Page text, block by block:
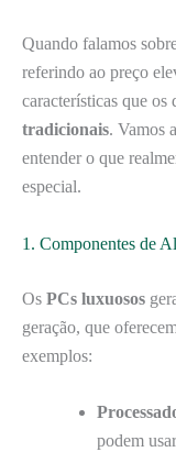
Quando falamos
referindo ao preço
características que os
tradicionais. Vamos
entender o que
especial.
1. Componentes de
Os PCs luxuosos
geração, que
exemplos:
podem